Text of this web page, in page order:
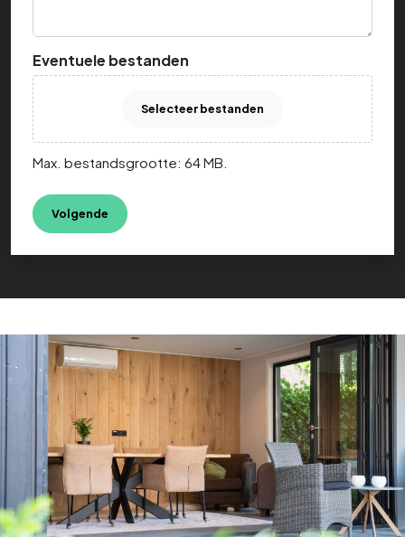
Eventuele bestanden
Max. bestandsgrootte: 64 MB.